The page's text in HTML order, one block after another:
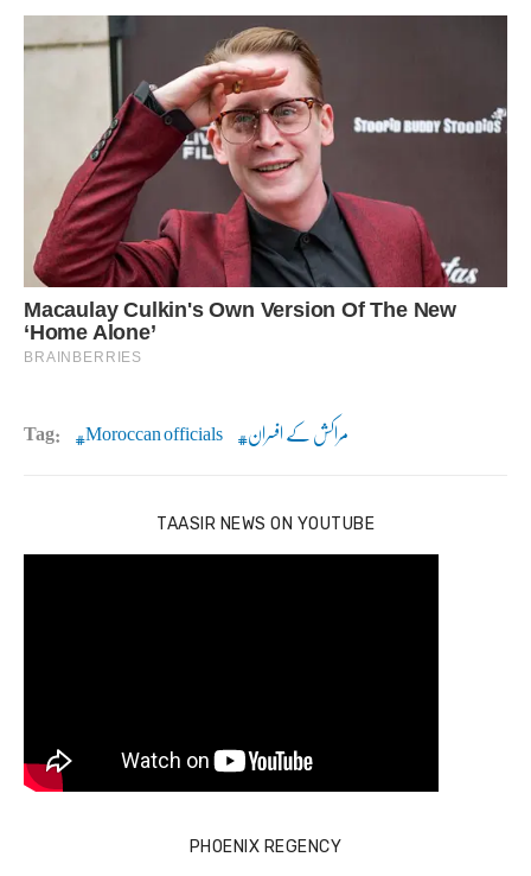
Tag: Moroccan officials مراکش کے افسران
TAASIR NEWS ON YOUTUBE
PHOENIX REGENCY